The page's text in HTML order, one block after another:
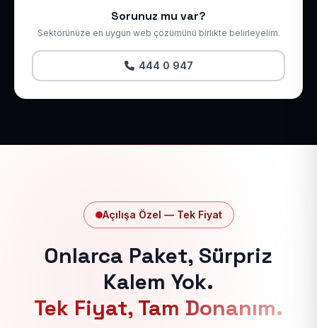
Sorunuz mu var?
Sektörünüze en uygun web çözümünü birlikte belirleyelim.
444 0 947
Açılışa Özel — Tek Fiyat
Onlarca Paket, Sürpriz
Kalem Yok.
Tek Fiyat, Tam Donanım.